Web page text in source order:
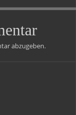
abzugeben.